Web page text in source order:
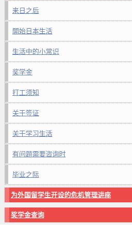
来日之后
開始日本生活
生活中的小常识
奖学金
打工须知
关于签证
关于学习生活
有问题需要咨询时
毕业之际
为外国留学生开设的危机管理讲座
奖学金查询